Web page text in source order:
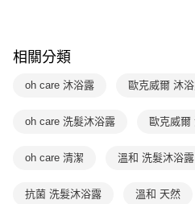
時審查核予不同之上限額度；若仍有額
５．嚴禁一人註冊多個帳號或使用他人
相關分類
oh care 沐浴露 歐克威爾 沐
oh care 洗髮沐浴露 歐克威爾
oh care 清潔 溫和 洗髮沐浴露
抗菌 洗髮沐浴露 溫和 天然